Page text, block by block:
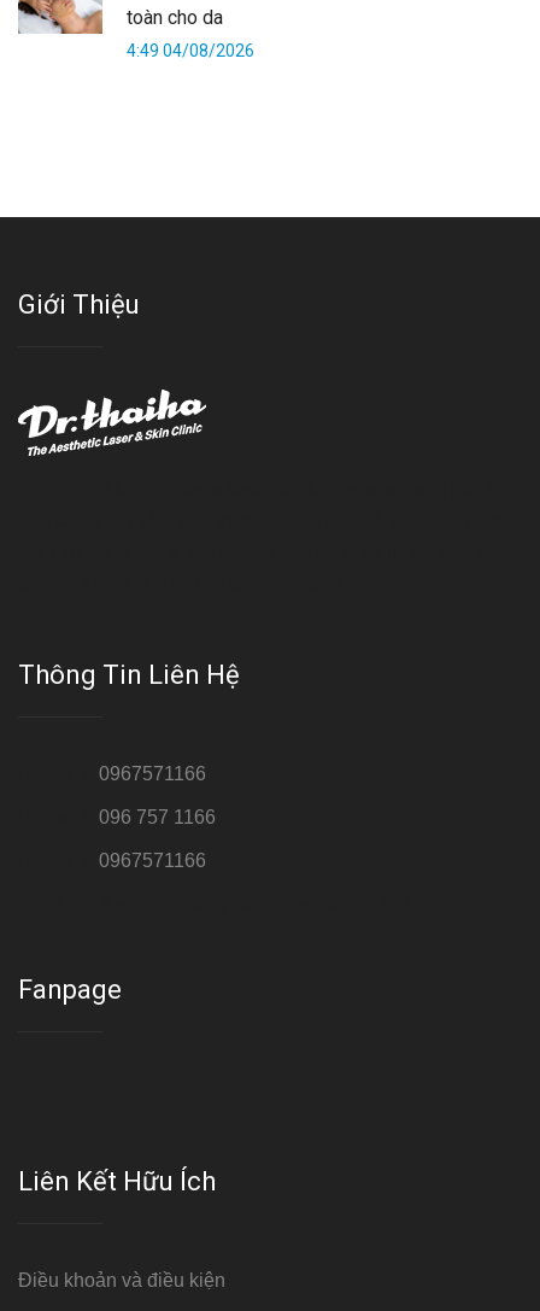
toàn cho da
4:49 04/08/2026
Giới Thiệu
Thông Tin Liên Hệ
0967571166
096 757 1166
0967571166
Fanpage
Liên Kết Hữu Ích
Điều khoản và điều kiện